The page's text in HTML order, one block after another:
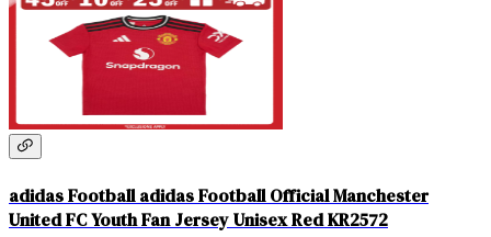
adidas Football adidas Football Official Manchester
United FC Youth Fan Jersey Unisex Red KR2572